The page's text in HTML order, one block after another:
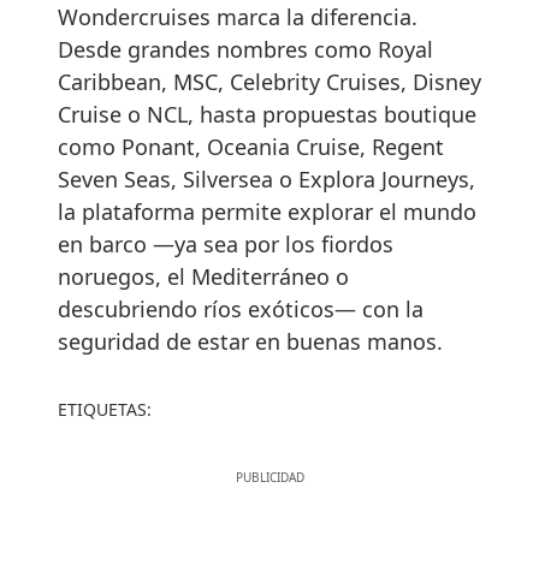
Wondercruises marca la diferencia.
Desde grandes nombres como Royal
Caribbean, MSC, Celebrity Cruises, Disney
Cruise o NCL, hasta propuestas boutique
como Ponant, Oceania Cruise, Regent
Seven Seas, Silversea o Explora Journeys,
la plataforma permite explorar el mundo
en barco —ya sea por los fiordos
noruegos, el Mediterráneo o
descubriendo ríos exóticos— con la
seguridad de estar en buenas manos.
ETIQUETAS: